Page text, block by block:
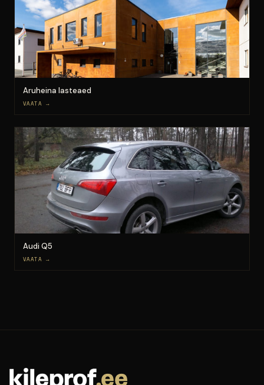
Aruheina lasteaed
VAATA →
Audi Q5
VAATA →